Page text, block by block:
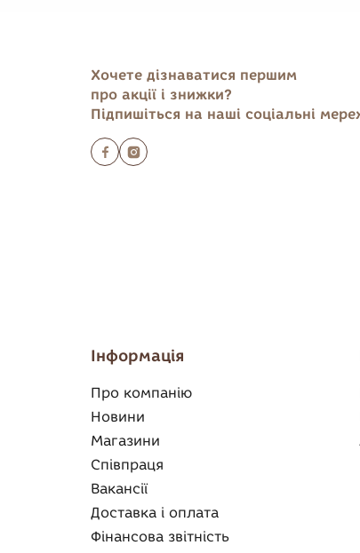
Інформація
Про компанію
Новини
Магазини
Співпраця
Вакансії
Доставка і оплата
Фінансова звітність
Хочете дізнаватися першим
про акції і знижки?
Підпишіться на наші соціальні